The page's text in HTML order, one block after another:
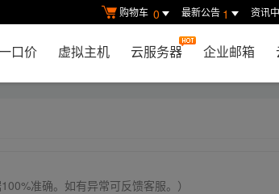
购物车 0 最新公告 1 资讯
口价 虚拟主机 云服务器 企业邮箱
准确。如有异常可反馈客服。）